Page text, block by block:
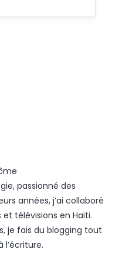
passionné des
années, j’ai collaboré
télévisions en Haïti.
je fais du blogging tout
l’écriture.